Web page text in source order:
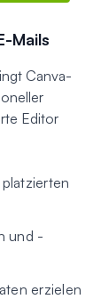
Mails
Canva-
Editor
und -
erzielen